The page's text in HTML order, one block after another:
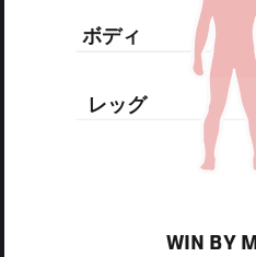
ボディ
レッグ
WIN BY